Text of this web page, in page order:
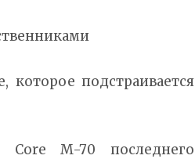
подстраивается
Core M-70 последнего